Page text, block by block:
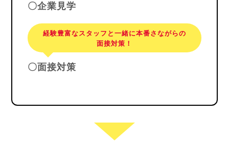
〇企業見学
経験豊富なスタッフと一緒に本番さながらの
面接対策！
〇面接対策